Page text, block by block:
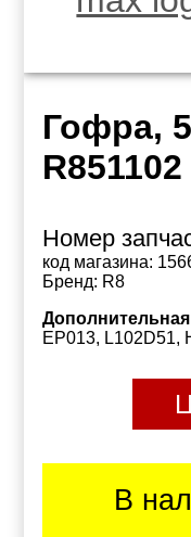
Гофра,
R851102
Номер
код магазина:
Бренд: R8
EP013, L102D51,
В